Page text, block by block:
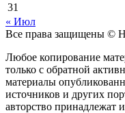
31
« Июл
Все права защищены ©
Любое копирование
только с обратной
материалы
источников и других
авторство принадлежат